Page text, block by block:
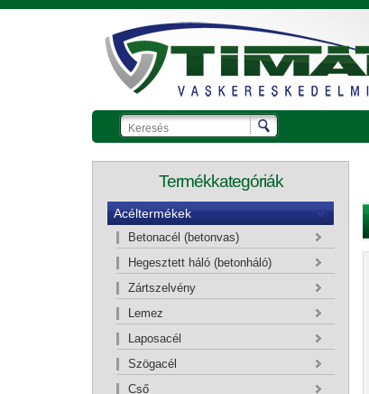
Termékkategóriák
Acéltermékek
Betonacél (betonvas)
Hegesztett háló (betonháló)
Zártszelvény
Lemez
Laposacél
Szögacél
Cső